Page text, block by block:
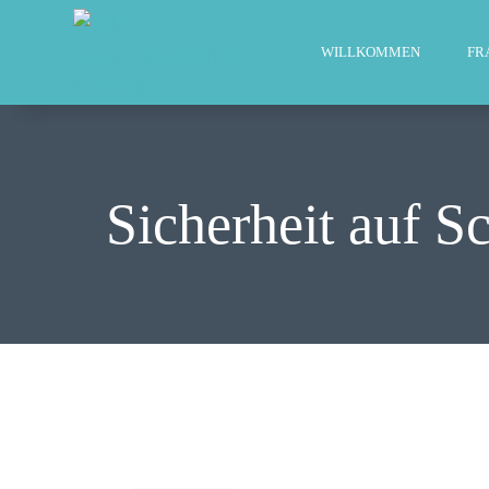
WILLKOMMEN
Sicherheit auf